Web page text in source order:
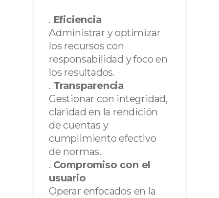
. Eficiencia
Administrar y optimizar
los recursos con
responsabilidad y foco en
los resultados.
. Transparencia
Gestionar con integridad,
claridad en la rendición
de cuentas y
cumplimiento efectivo
de normas.
. Compromiso con el
usuario
Operar enfocados en la